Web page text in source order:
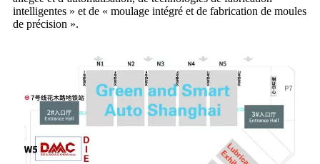
intelligentes » et de « moulage intégré et de fabrication de moules
de précision ».